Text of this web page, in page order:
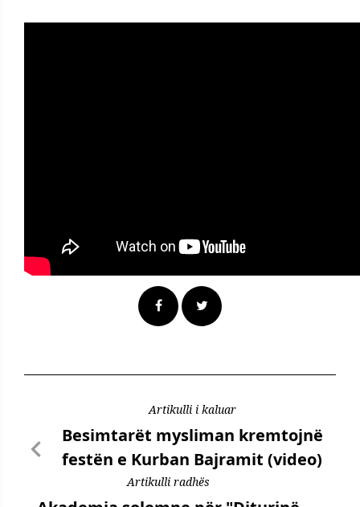
Artikulli i kaluar
Besimtarët mysliman kremtojnë
festën e Kurban Bajramit (video)
Artikulli radhës